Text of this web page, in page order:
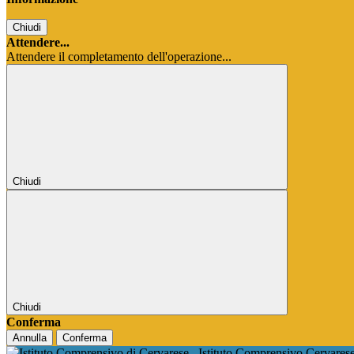
Chiudi
Attendere...
Attendere il completamento dell'operazione...
Chiudi
Chiudi
Conferma
Annulla Conferma